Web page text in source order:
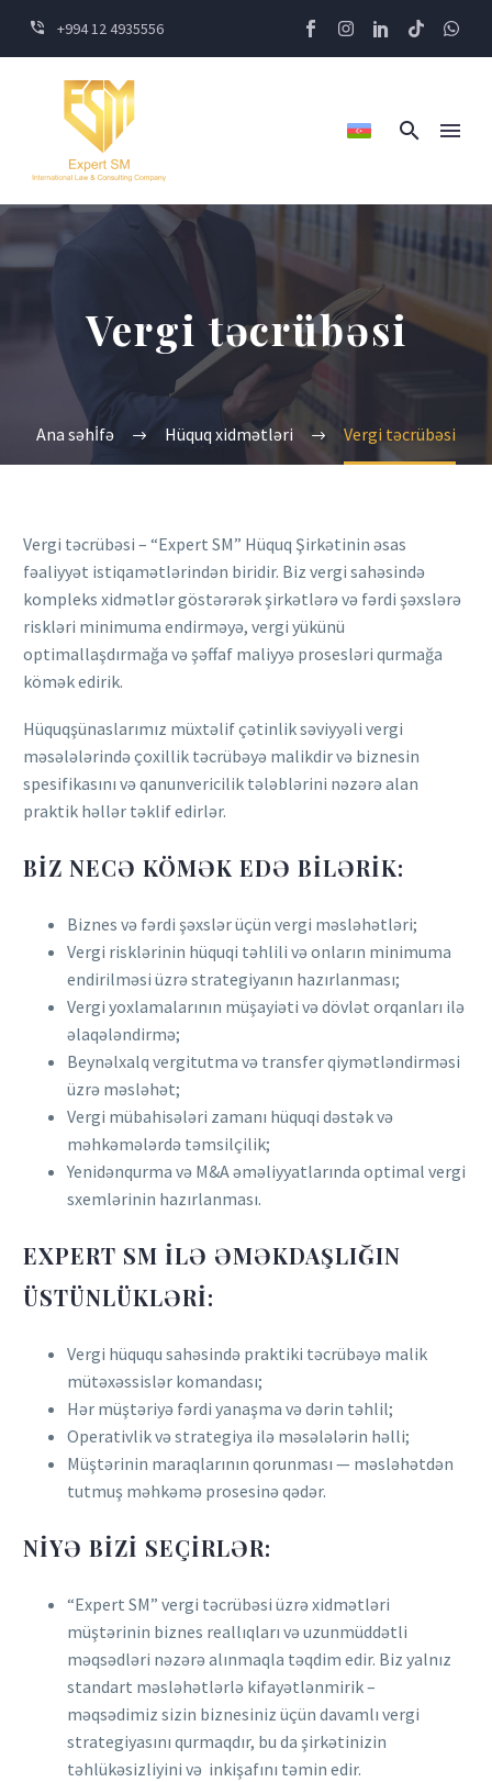
+994 12 4935556
Vergi təcrübəsi
Ana səhİfə Hüquq xidmətləri Vergi təcrübəsi
Vergi təcrübəsi – “Expert SM” Hüquq Şirkətinin əsas
fəaliyyət istiqamətlərindən biridir. Biz vergi sahəsində
kompleks xidmətlər göstərərək şirkətlərə və fərdi şəxslərə
riskləri minimuma endirməyə, vergi yükünü
optimallaşdırmağa və şəffaf maliyyə prosesləri qurmağa
kömək edirik.
Hüquqşünaslarımız müxtəlif çətinlik səviyyəli vergi
məsələlərində çoxillik təcrübəyə malikdir və biznesin
spesifikasını və qanunvericilik tələblərini nəzərə alan
praktik həllər təklif edirlər.
BIZ NECƏ KÖMƏK EDƏ BILƏRIK:
Biznes və fərdi şəxslər üçün vergi məsləhətləri;
Vergi risklərinin hüquqi təhlili və onların minimuma
endirilməsi üzrə strategiyanın hazırlanması;
Vergi yoxlamalarının müşayiəti və dövlət orqanları ilə
əlaqələndirmə;
Beynəlxalq vergitutma və transfer qiymətləndirməsi
üzrə məsləhət;
Vergi mübahisələri zamanı hüquqi dəstək və
məhkəmələrdə təmsilçilik;
Yenidənqurma və M&A əməliyyatlarında optimal vergi
sxemlərinin hazırlanması.
EXPERT SM ILƏ ƏMƏKDAŞLIĞIN
ÜSTÜNLÜKLƏRI:
Vergi hüququ sahəsində praktiki təcrübəyə malik
mütəxəssislər komandası;
Hər müştəriyə fərdi yanaşma və dərin təhlil;
Operativlik və strategiya ilə məsələlərin həlli;
Müştərinin maraqlarının qorunması — məsləhətdən
tutmuş məhkəmə prosesinə qədər.
NIYƏ BIZI SEÇIRLƏR:
“Expert SM” vergi təcrübəsi üzrə xidmətləri
müştərinin biznes reallıqları və uzunmüddətli
məqsədləri nəzərə alınmaqla təqdim edir. Biz yalnız
standart məsləhətlərlə kifayətlənmirik –
məqsədimiz sizin biznesiniz üçün davamlı vergi
strategiyasını qurmaqdır, bu da şirkətinizin
təhlükəsizliyini və inkişafını təmin edir.